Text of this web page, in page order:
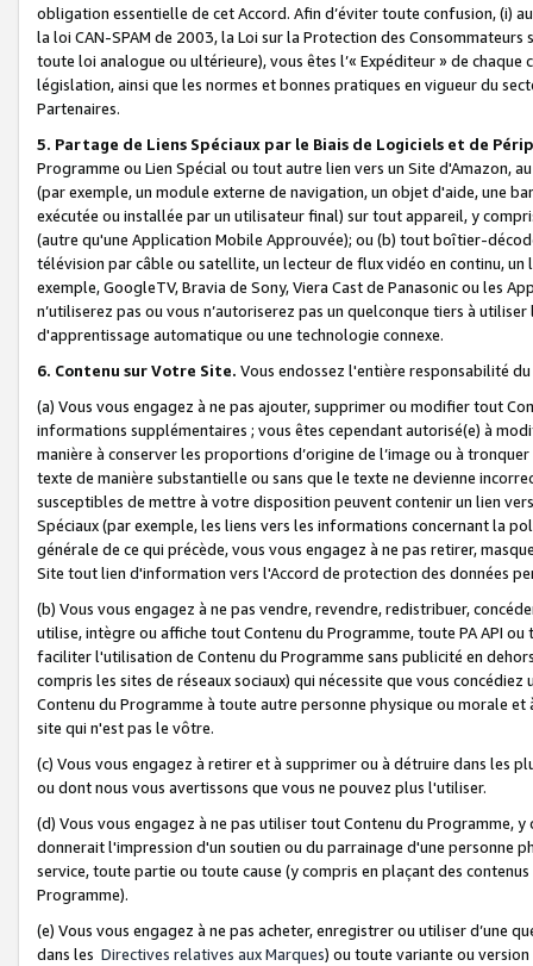
obligation essentielle de cet Accord. Afin d’éviter toute confusion, (i)
la loi CAN-SPAM de 2003, la Loi sur la Protection des
toute loi analogue ou ultérieure), vous êtes l’« Expéditeur » de
législation, ainsi que les normes et bonnes pratiques en vigueur du
Partenaires.
5. Partage de Liens Spéciaux par le Biais de Logiciels et de
Programme ou Lien Spécial ou tout autre lien vers un Site d'Amazon,
(par exemple, un module externe de navigation, un objet d'aide, une
exécutée ou installée par un utilisateur final) sur tout appareil, y
(autre qu'une Application Mobile Approuvée); ou (b) tout boîtier-
télévision par câble ou satellite, un lecteur de flux vidéo en continu,
exemple, GoogleTV, Bravia de Sony, Viera Cast de Panasonic ou les
n’utiliserez pas ou vous n’autoriserez pas un quelconque tiers à
d'apprentissage automatique ou une technologie connexe.
6. Contenu sur Votre Site. Vous endossez l'entière responsabilité
(a) Vous vous engagez à ne pas ajouter, supprimer ou modifier tout
informations supplémentaires ; vous êtes cependant autorisé(e) à
manière à conserver les proportions d’origine de l’image ou à
texte de manière substantielle ou sans que le texte ne devienne
susceptibles de mettre à votre disposition peuvent contenir un lien
Spéciaux (par exemple, les liens vers les informations concernant la
générale de ce qui précède, vous vous engagez à ne pas retirer,
Site tout lien d'information vers l'Accord de protection des données
(b) Vous vous engagez à ne pas vendre, revendre, redistribuer,
utilise, intègre ou affiche tout Contenu du Programme, toute PA API
faciliter l'utilisation de Contenu du Programme sans publicité en
compris les sites de réseaux sociaux) qui nécessite que vous
Contenu du Programme à toute autre personne physique ou morale
site qui n'est pas le vôtre.
(c) Vous vous engagez à retirer et à supprimer ou à détruire dans les
ou dont nous vous avertissons que vous ne pouvez plus l'utiliser.
(d) Vous vous engagez à ne pas utiliser tout Contenu du Programme,
donnerait l'impression d'un soutien ou du parrainage d'une personne
service, toute partie ou toute cause (y compris en plaçant des
Programme).
(e) Vous vous engagez à ne pas acheter, enregistrer ou utiliser d’une
dans les Directives relatives aux Marques) ou toute variante ou